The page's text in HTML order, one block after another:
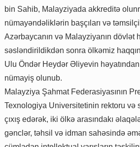
bin Sahib, Malayziyada akkreditə
nümayəndəliklərin başçıları və
Azərbaycanın və Malayziyanın dövlət
səsləndirildikdən sonra ölkəmiz
Ulu Öndər Heydər Əliyevin
nümayiş olunub.
Malayziya Şahmat Federasiyasının
Texnologiya Universitetinin rektoru və
çıxış edərək, iki ölkə arasındakı
gənclər, təhsil və idman sahəsində